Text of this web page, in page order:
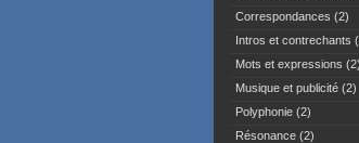
Correspondances (2)
Intros et contrechants
Mots et expressions (2)
Musique et publicité (2)
Polyphonie (2)
Résonance (2)